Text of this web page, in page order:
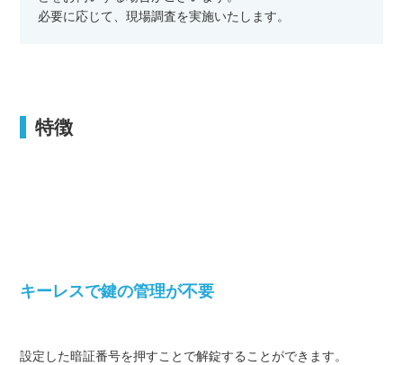
必要に応じて、現場調査を実施いたします。
特徴
キーレスで鍵の管理が不要
設定した暗証番号を押すことで解錠することができます。